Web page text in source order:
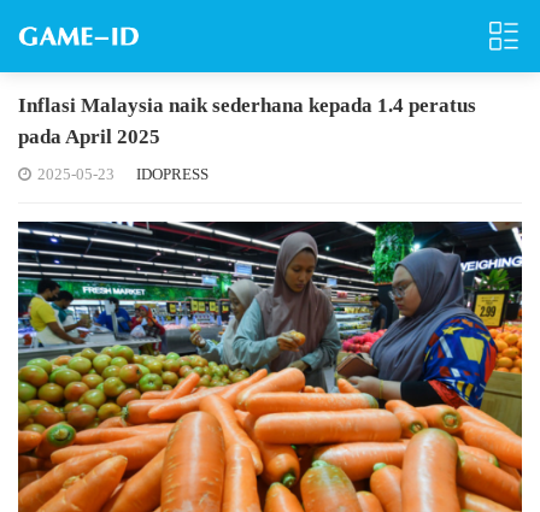
Inflasi Malaysia naik sederhana kepada 1.4 peratus
pada April 2025
2025-05-23 IDOPRESS